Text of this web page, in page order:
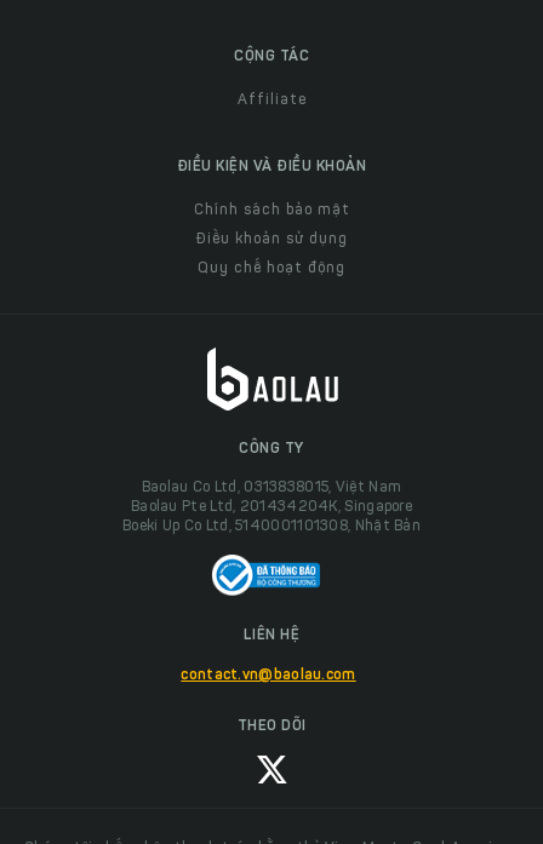
CỘNG TÁC
Affiliate
ĐIỀU KIỆN VÀ ĐIỀU KHOẢN
Chính sách bảo mật
Điều khoản sử dụng
Quy chế hoạt động
CÔNG TY
Baolau Co Ltd, 0313838015, Việt Nam
Baolau Pte Ltd, 201434204K, Singapore
Boeki Up Co Ltd, 5140001101308, Nhật Bản
LIÊN HỆ
contact.vn@baolau.com
THEO DÕI